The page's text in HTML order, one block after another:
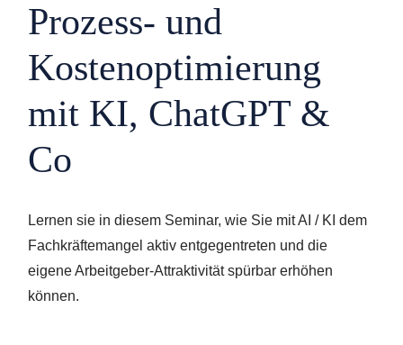
Prozess- und
Kostenoptimierung
mit KI, ChatGPT &
Co
Lernen sie in diesem Seminar, wie Sie mit AI / KI dem
Fachkräftemangel aktiv entgegentreten und die
eigene Arbeitgeber-Attraktivität spürbar erhöhen
können.